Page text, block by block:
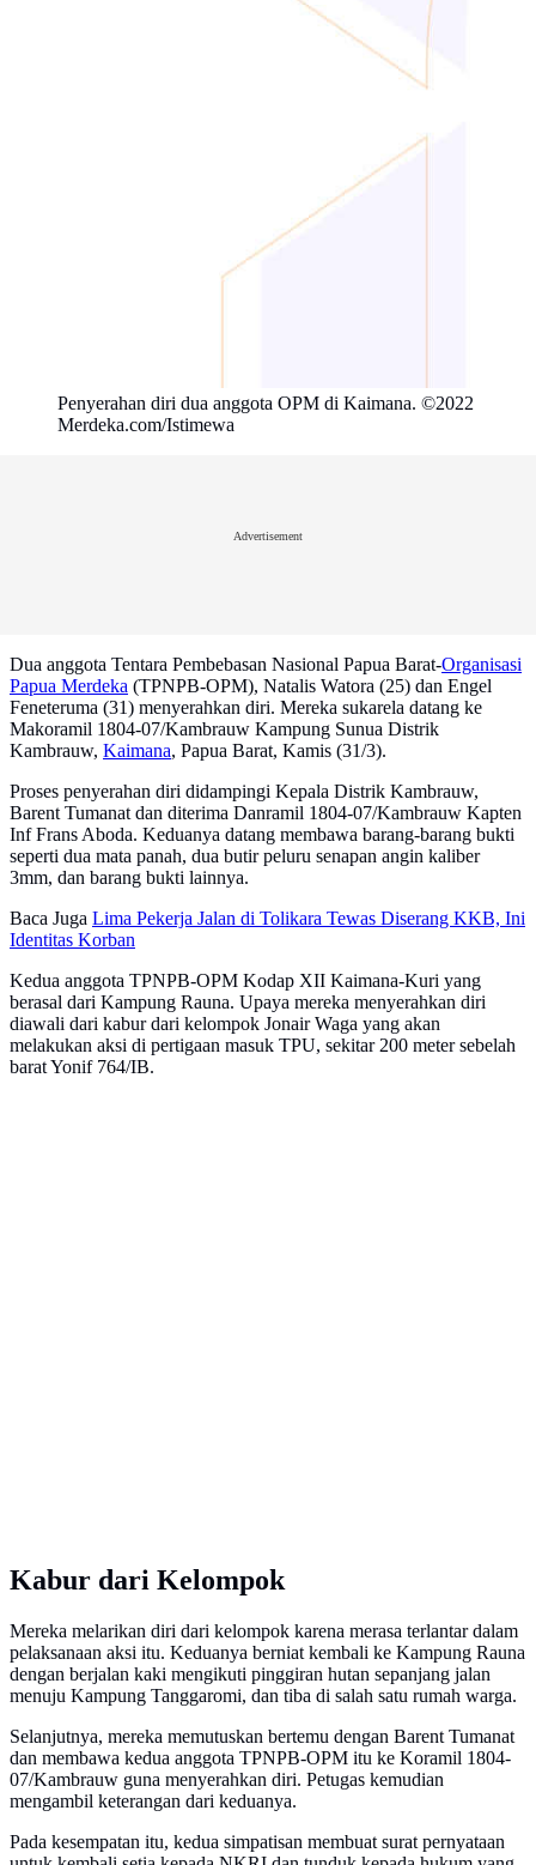
Penyerahan diri dua anggota OPM di Kaimana. ©2022
Merdeka.com/Istimewa
Advertisement
Dua anggota Tentara Pembebasan Nasional Papua Barat-Organisasi
Papua Merdeka (TPNPB-OPM), Natalis Watora (25) dan Engel
Feneteruma (31) menyerahkan diri. Mereka sukarela datang ke
Makoramil 1804-07/Kambrauw Kampung Sunua Distrik
Kambrauw, Kaimana, Papua Barat, Kamis (31/3).
Proses penyerahan diri didampingi Kepala Distrik Kambrauw,
Barent Tumanat dan diterima Danramil 1804-07/Kambrauw Kapten
Inf Frans Aboda. Keduanya datang membawa barang-barang bukti
seperti dua mata panah, dua butir peluru senapan angin kaliber
3mm, dan barang bukti lainnya.
Baca Juga Lima Pekerja Jalan di Tolikara Tewas Diserang KKB, Ini
Identitas Korban
Kedua anggota TPNPB-OPM Kodap XII Kaimana-Kuri yang
berasal dari Kampung Rauna. Upaya mereka menyerahkan diri
diawali dari kabur dari kelompok Jonair Waga yang akan
melakukan aksi di pertigaan masuk TPU, sekitar 200 meter sebelah
barat Yonif 764/IB.
Kabur dari Kelompok
Mereka melarikan diri dari kelompok karena merasa terlantar dalam
pelaksanaan aksi itu. Keduanya berniat kembali ke Kampung Rauna
dengan berjalan kaki mengikuti pinggiran hutan sepanjang jalan
menuju Kampung Tanggaromi, dan tiba di salah satu rumah warga.
Selanjutnya, mereka memutuskan bertemu dengan Barent Tumanat
dan membawa kedua anggota TPNPB-OPM itu ke Koramil 1804-
07/Kambrauw guna menyerahkan diri. Petugas kemudian
mengambil keterangan dari keduanya.
Pada kesempatan itu, kedua simpatisan membuat surat pernyataan